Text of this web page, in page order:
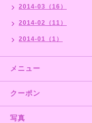
2014-03（16）
2014-02（11）
2014-01（1）
メニュー
クーポン
写真